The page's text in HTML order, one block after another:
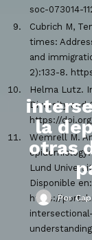
la
otras
Por
soc-073014-
Cubrich M,
times:
and
2):133-8.
Helma Lutz.
Diversity and
https://
Wemrell M.
Lund
Disponible en:
https://